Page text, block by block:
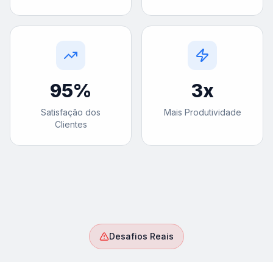
95%
Satisfação dos
Clientes
3x
Mais Produtividade
Desafios Reais